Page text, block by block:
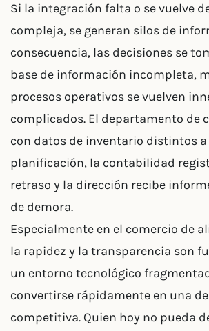
Si la integración falta o se vuelve
compleja, se generan silos de
consecuencia, las decisiones se
base de información incompleta,
procesos operativos se vuelven
complicados. El departamento de
con datos de inventario distintos a
planificación, la contabilidad
retraso y la dirección recibe
de demora.
Especialmente en el comercio de
la rapidez y la transparencia son
un entorno tecnológico
convertirse rápidamente en una
competitiva. Quien hoy no pueda